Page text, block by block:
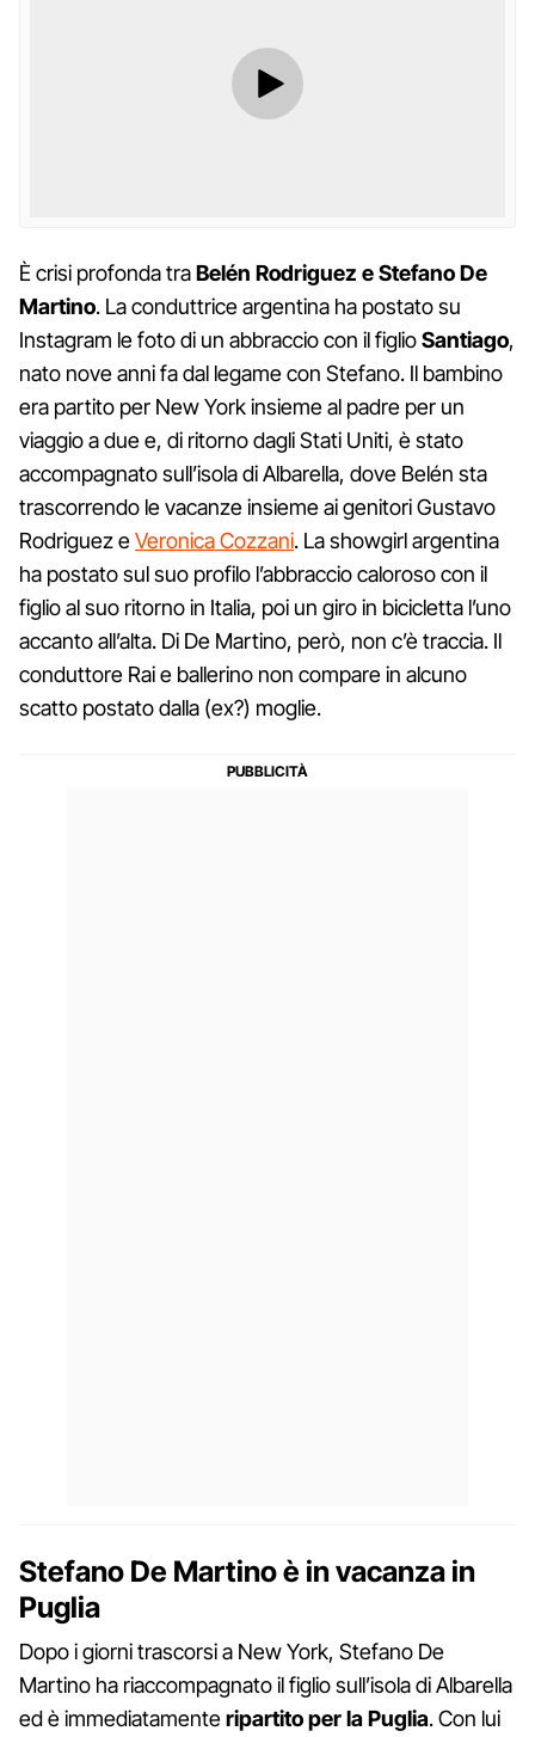
È crisi profonda traBelén Rodriguez e Stefano De
Martino. La conduttrice argentina ha postato su
Instagram le foto di un abbraccio con il figlioSantiago,
nato nove anni fa dal legame con Stefano. Il bambino
era partito per New York insieme al padre per un
viaggio a due e, di ritorno dagli Stati Uniti, è stato
accompagnato sull’isola di Albarella, dove Belén sta
trascorrendo le vacanze insieme ai genitori Gustavo
Rodriguez eVeronica Cozzani. La showgirl argentina
ha postato sul suo profilo l’abbraccio caloroso con il
figlio al suo ritorno in Italia, poi un giro in bicicletta l’uno
accanto all’alta. Di De Martino, però, non c’è traccia. Il
conduttore Rai e ballerino non compare in alcuno
scatto postato dalla (ex?) moglie.
Stefano De Martino è in vacanza in
Puglia
Dopo i giorni trascorsi a New York, Stefano De
Martino ha riaccompagnato il figlio sull’isola di Albarella
ed è immediatamenteripartito per la Puglia. Con lui